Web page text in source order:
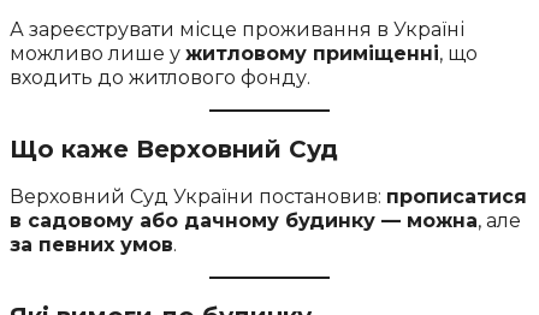
А зареєструвати місце проживання в Україні
можливо лише у житловому приміщенні, що
входить до житлового фонду.
Що каже Верховний Суд
Верховний Суд України постановив: прописатися
в садовому або дачному будинку — можна, але
за певних умов.